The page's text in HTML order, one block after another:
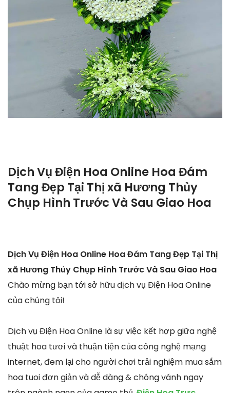
Dịch Vụ Điện Hoa Online Hoa Đám
Tang Đẹp Tại Thị xã Hương Thủy
Chụp Hình Trước Và Sau Giao Hoa
Dịch Vụ Điện Hoa Online Hoa Đám Tang Đẹp Tại Thị
xã Hương Thủy Chụp Hình Trước Và Sau Giao Hoa
Chào mừng bạn tới sở hữu dịch vụ Điện Hoa Online
của chúng tôi!
Dịch vụ Điện Hoa Online là sự việc kết hợp giữa nghệ
thuật hoa tươi và thuận tiện của công nghệ mạng
internet, đem lại cho người chơi trải nghiệm mua sắm
hoa tuoi đơn giản và dễ dàng & chóng vánh ngay